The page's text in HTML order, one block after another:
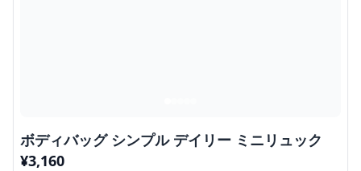
ボディバッグ シンプル デイリー ミニリュック
¥3,160